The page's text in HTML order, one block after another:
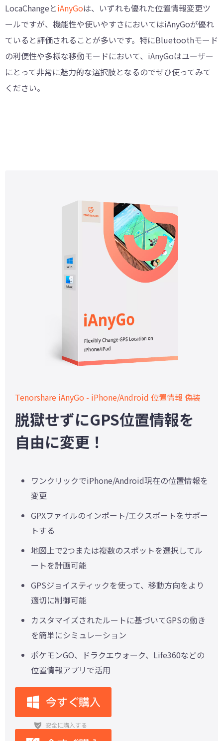
LocaChangeとiAnyGoは、いずれも優れた位置情報変更ツ
ールですが、機能性や使いやすさにおいてはiAnyGoが優れ
ていると評価されることが多いです。特にBluetoothモード
の利便性や多様な移動モードにおいて、iAnyGoはユーザー
にとって非常に魅力的な選択肢となるのでぜひ使ってみて
ください。
Tenorshare iAnyGo - iPhone/Android 位置情報 偽装
脱獄せずにGPS位置情報を
自由に変更！
ワンクリックでiPhone/Android現在の位置情報を
変更
GPXファイルのインポート/エクスポートをサポー
トする
地図上で2つまたは複数のスポットを選択してル
ートを計画可能
GPSジョイスティックを使って、移動方向をより
適切に制御可能
カスタマイズされたルートに基づいてGPSの動き
を簡単にシミュレーション
ポケモンGO、ドラクエウォーク、Life360などの
位置情報アプリで活用